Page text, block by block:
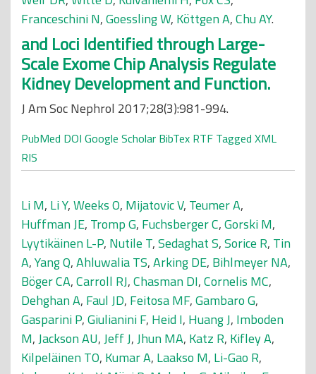
Franceschini N,Goessling W, Köttgen A,Chu AY.
and Loci Identified through Large-
Scale Exome Chip Analysis Regulate
Kidney Development and Function.
J Am Soc Nephrol 2017;28(3):981-994.
PubMed DOI Google Scholar BibTex RTF Tagged XML
RIS
Li M, Li Y,Weeks O, Mijatovic V, Teumer A,
Huffman JE, Tromp G, Fuchsberger C,Gorski M,
Lyytikäinen L-P, Nutile T,Sedaghat S,Sorice R, Tin
A,Yang Q,Ahluwalia TS,Arking DE, Bihlmeyer NA,
Böger CA,Carroll RJ,Chasman DI,Cornelis MC,
Dehghan A, Faul JD, Feitosa MF,Gambaro G,
Gasparini P,Giulianini F, Heid I, Huang J, Imboden
M,Jackson AU,Jeff J,Jhun MA, Katz R, Kifley A,
Kilpeläinen TO, Kumar A, Laakso M, Li-Gao R,